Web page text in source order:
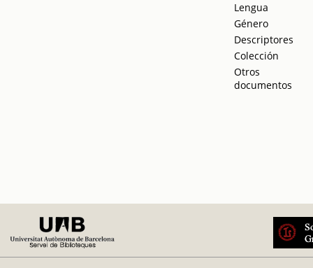
Lengua
Género
Descriptores
Colección
Otros
documentos